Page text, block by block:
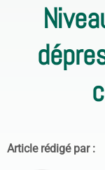
Article rédigé par :